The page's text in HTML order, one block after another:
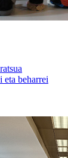
eta beharrei